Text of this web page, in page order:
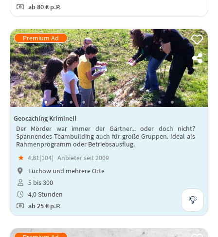
ab80 € p.P.
Geocaching Kriminell
Der Mörder war immer der Gärtner... oder doch nicht?
Spannendes Teambuilding auch für große Gruppen. Ideal als
Rahmenprogramm oder Betriebsausflug.
★ 4,81(104) Anbieter seit 2009
Lüchow und mehrere Orte
5 bis 300
4,0 Stunden
ab25 € p.P.